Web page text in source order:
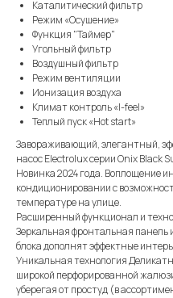
Каталитический фильтр
Режим «Осушение»
Функция "Таймер"
Угольный фильтр
Воздушный фильтр
Режим вентиляции
Ионизация воздуха
Климат контроль «I-feel»
Теплый пуск «Hot start»
Завораживающий, элегантный,
насос Electrolux серии Onix Black
Новинка 2024 года. Воплощение
кондиционировании с
температуре на улице.
Расширенный функционал и
Зеркальная фронтальная панель
блока дополнят эффектные
Уникальная технология
широкой перфорированной
уберегая от простуд (в